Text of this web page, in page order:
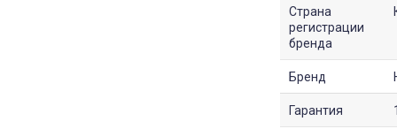
Страна
регистрации
бренда
Бренд
Гарантия